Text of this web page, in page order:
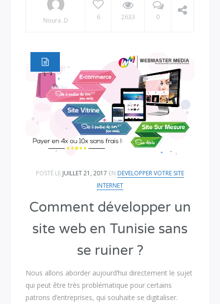
Noura .D 6 2633 0
POSTÉ LE JUILLET 21, 2017 EN DEVELOPPER VOTRE SITE
INTERNET
Comment développer un
site web en Tunisie sans
se ruiner ?
Nous allons aborder aujourd’hui directement le sujet
qui peut être très problématique pour certains
patrons d’entreprises, qui souhaite se digitaliser.